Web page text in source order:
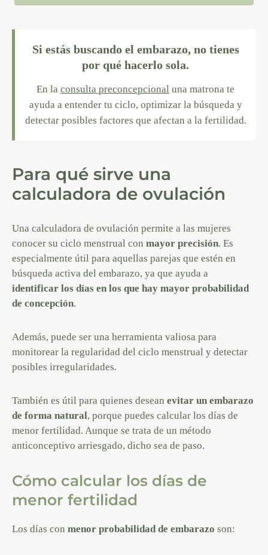
Si estás buscando el embarazo, no tienes
por qué hacerlo sola.
En la consulta preconcepcional una matrona te
ayuda a entender tu ciclo, optimizar la búsqueda y
detectar posibles factores que afectan a la fertilidad.
Para qué sirve una
calculadora de ovulación
Una calculadora de ovulación permite a las mujeres
conocer su ciclo menstrual con mayor precisión. Es
especialmente útil para aquellas parejas que estén en
búsqueda activa del embarazo, ya que ayuda a
identificar los días en los que hay mayor probabilidad
de concepción.
Además, puede ser una herramienta valiosa para
monitorear la regularidad del ciclo menstrual y detectar
posibles irregularidades.
También es útil para quienes desean evitar un embarazo
de forma natural, porque puedes calcular los días de
menor fertilidad. Aunque se trata de un método
anticonceptivo arriesgado, dicho sea de paso.
Cómo calcular los días de
menor fertilidad
Los días con menor probabilidad de embarazo son: